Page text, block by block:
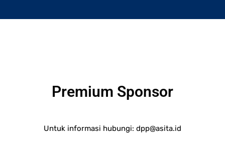
Premium Sponsor
Untuk informasi hubungi: dpp@asita.id